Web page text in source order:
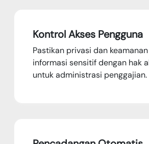
Kontrol Akses Pengguna
Pastikan privasi dan
informasi sensitif dengan hak
untuk administrasi penggajian.